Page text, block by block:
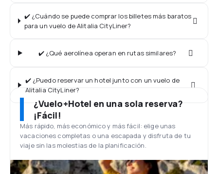
✔️ ¿Cuándo se puede comprar los billetes más baratos
para un vuelo de Alitalia CityLiner?
✔️ ¿Qué aerolínea operan en rutas similares?
✔️ ¿Puedo reservar un hotel junto con un vuelo de
Alitalia CityLiner?
¿Vuelo+Hotel en una sola reserva?
¡Fácil!
Más rápido, más económico y más fácil: elige unas
vacaciones completas o una escapada y disfruta de tu
viaje sin las molestias de la planificación.